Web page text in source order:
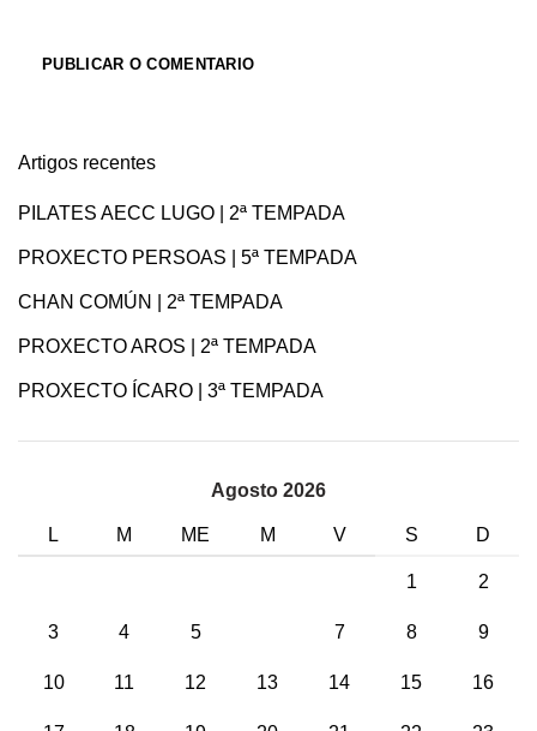
Artigos recentes
PILATES AECC LUGO | 2ª TEMPADA
PROXECTO PERSOAS | 5ª TEMPADA
CHAN COMÚN | 2ª TEMPADA
PROXECTO AROS | 2ª TEMPADA
PROXECTO ÍCARO | 3ª TEMPADA
Agosto 2026
L M ME M V S D
1 2
3 4 5 7 8 9
10 11 12 13 14 15 16